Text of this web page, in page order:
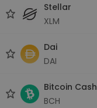
Stellar
XLM
Dai
DAI
Bitcoin Cash
BCH